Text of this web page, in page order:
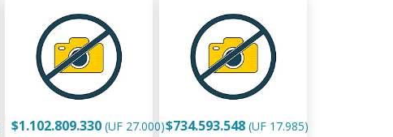
$1.102.809.330 (UF 27.000)$734.593.548 (UF 17.985)